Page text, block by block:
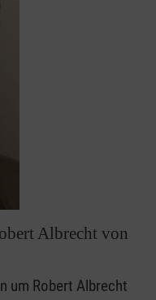
Albrecht von
um Robert Albrecht